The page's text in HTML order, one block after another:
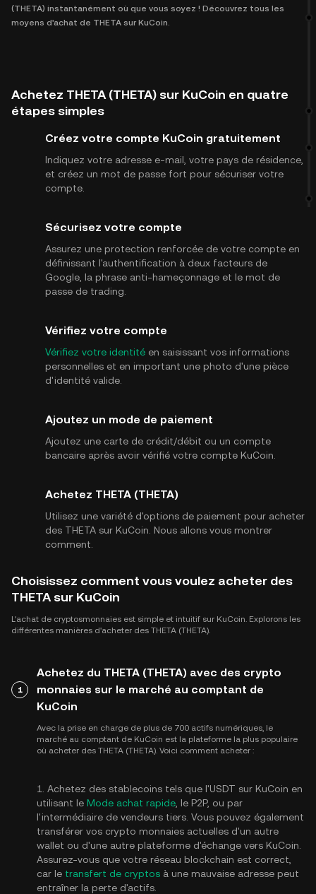
(THETA) instantanément où que vous soyez ! Découvrez tous les
moyens d'achat de THETA sur KuCoin.
Achetez THETA (THETA) sur KuCoin en quatre
étapes simples
Créez votre compte KuCoin gratuitement
Indiquez votre adresse e-mail, votre pays de résidence,
et créez un mot de passe fort pour sécuriser votre
compte.
Sécurisez votre compte
Assurez une protection renforcée de votre compte en
définissant l'authentification à deux facteurs de
Google, la phrase anti-hameçonnage et le mot de
passe de trading.
Vérifiez votre compte
Vérifiez votre identité en saisissant vos informations
personnelles et en important une photo d'une pièce
d'identité valide.
Ajoutez un mode de paiement
Ajoutez une carte de crédit/débit ou un compte
bancaire après avoir vérifié votre compte KuCoin.
Achetez THETA (THETA)
Utilisez une variété d'options de paiement pour acheter
des THETA sur KuCoin. Nous allons vous montrer
comment.
Choisissez comment vous voulez acheter des
THETA sur KuCoin
L'achat de cryptosmonnaies est simple et intuitif sur KuCoin. Explorons les
différentes manières d'acheter des THETA (THETA).
1
Achetez du THETA (THETA) avec des crypto
monnaies sur le marché au comptant de
KuCoin
Avec la prise en charge de plus de 700 actifs numériques, le
marché au comptant de KuCoin est la plateforme la plus populaire
où acheter des THETA (THETA). Voici comment acheter :
1. Achetez des stablecoins tels que l'USDT sur KuCoin en
utilisant le Mode achat rapide , le P2P, ou par
l'intermédiaire de vendeurs tiers. Vous pouvez également
transférer vos crypto monnaies actuelles d'un autre
wallet ou d'une autre plateforme d'échange vers KuCoin.
Assurez-vous que votre réseau blockchain est correct,
car le transfert de cryptos à une mauvaise adresse peut
entraîner la perte d'actifs.